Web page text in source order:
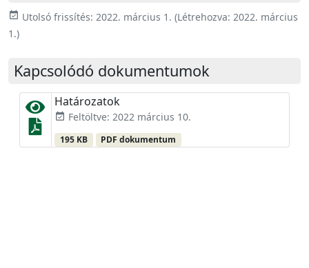
event_available Utolsó frissítés: 2022. március 1. (Létrehozva: 2022. március
1.)
Kapcsolódó dokumentumok
Határozatok
event_available Feltöltve: 2022 március 10.
195 KB PDF dokumentum